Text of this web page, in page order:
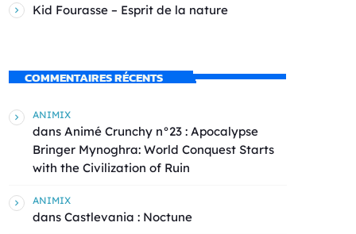
Kid Fourasse – Esprit de la nature
COMMENTAIRES RÉCENTS
ANIMIX
dans Animé Crunchy n°23 : Apocalypse
Bringer Mynoghra: World Conquest Starts
with the Civilization of Ruin
ANIMIX
dans Castlevania : Noctune